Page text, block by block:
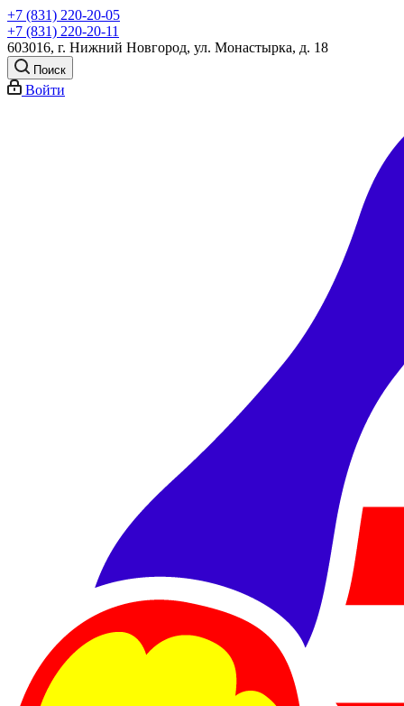
+7 (831) 220-20-05
+7 (831) 220-20-11
603016, г. Нижний Новгород, ул. Монастырка, д. 18
Поиск
Войти